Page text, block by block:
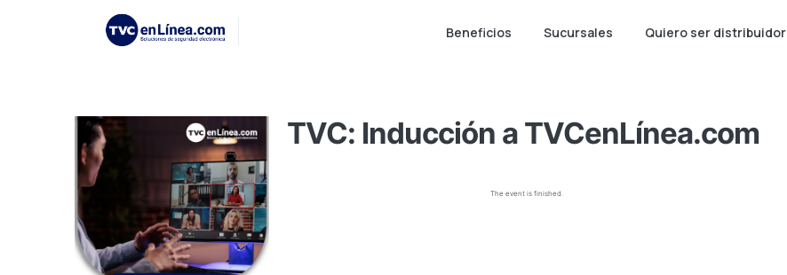
Beneficios Sucursales Quiero ser distribuidor
TVC: Inducción a TVCenLínea.com
The event is finished.